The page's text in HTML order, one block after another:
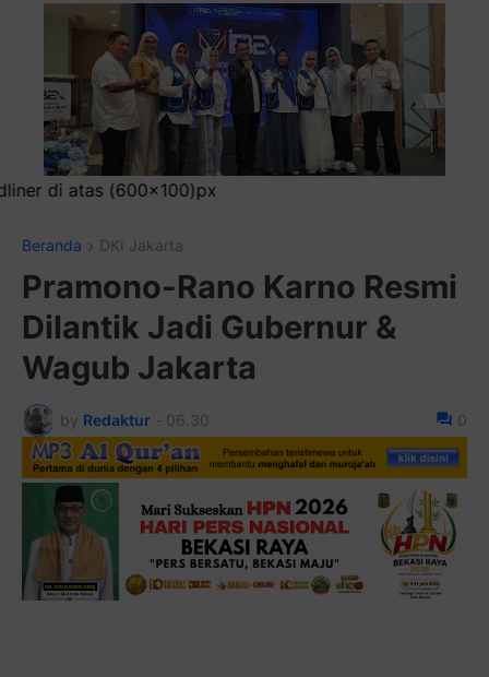
Beranda DKI Jakarta
Pramono-Rano Karno Resmi
Dilantik Jadi Gubernur &
Wagub Jakarta
by Redaktur - 06.30 0